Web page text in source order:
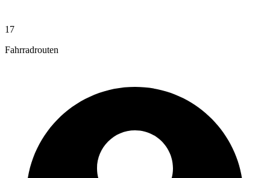
17
Fahrradrouten